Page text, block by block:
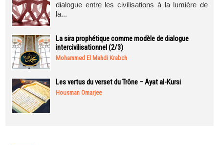
dialogue entre les civilisations à la lumière de
la...
La sira prophétique comme modèle de dialogue
intercivilisationnel (2/3)
Mohammed El Mahdi Krabch
Les vertus du verset du Trône – Ayat al-Kursi
Housman Omarjee